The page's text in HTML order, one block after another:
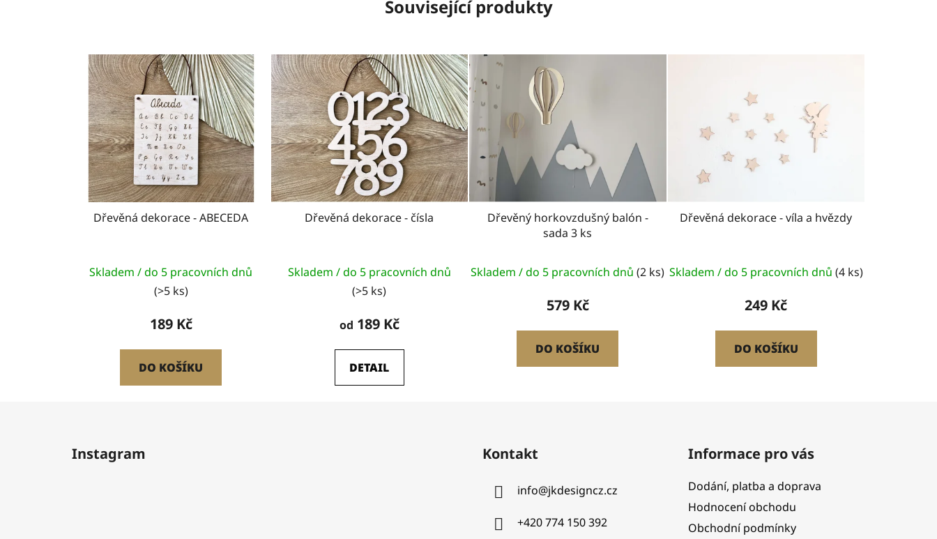
Související produkty
Dřevěná dekorace - ABECEDA
Skladem / do 5 pracovních dnů
(>5 ks)
189 Kč
DO KOŠÍKU
Dřevěná dekorace - čísla
Skladem / do 5 pracovních dnů
(>5 ks)
od 189 Kč
DETAIL
Dřevěný horkovzdušný balón -
sada 3 ks
Skladem / do 5 pracovních dnů(2 ks)
579 Kč
DO KOŠÍKU
Dřevěná dekorace - víla a hvězdy
Skladem / do 5 pracovních dnů (4 ks)
249 Kč
DO KOŠÍKU
Instagram Kontakt
info@jkdesigncz.cz
+420 774 150 392
Informace pro vás
Dodání, platba a doprava
Hodnocení obchodu
Obchodní podmínky